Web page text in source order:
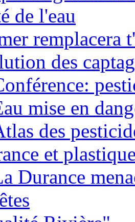
de l'eau
remplacera
des
mise en
des
et
Durance